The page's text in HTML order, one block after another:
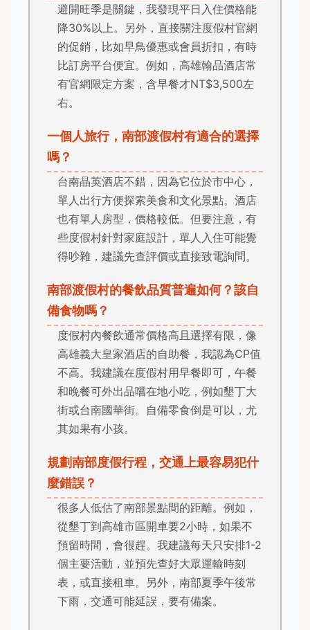
避開旺季是關鍵，我發現平日入住價格能
降30%以上。另外，直接關注度假村官網
的促銷，比如早鳥優惠或會員折扣，有時
比訂房平台便宜。例如，高雄翰品酒店常
有官網限定方案，含早餐才NT$3,500左
右。
一個人旅行，南部渡假村有適合的選擇
嗎？
台南晶英酒店不錯，因為它位於市中心，
單人出行方便探索美食和文化景點。酒店
也有單人房型，價格較低。但要注意，有
些度假村針對家庭設計，單人入住可能覺
得吵雜，建議先查評價或直接致電詢問。
南部渡假村的餐飲品質普遍如何？該自
備食物嗎？
度假村內餐飲通常價格高且選擇有限，像
高雄義大皇家酒店的自助餐，我認為CP值
不高。我建議在度假村用早餐即可，午餐
和晚餐可外出品嚐在地小吃，例如墾丁大
街或台南國華街。自備零食倒是可以，尤
其如果有小孩。
規劃南部度假行程，交通上最容易犯什
麼錯誤？
很多人低估了南部景點間的距離。例如，
從墾丁到高雄市區開車要2小時，如果不
預留時間，會很趕。我建議每天只安排1-2
個主要活動，並預先查好大眾運輸時刻
表，或直接租車。另外，南部夏季午後常
下雨，交通可能延誤，要有備案。